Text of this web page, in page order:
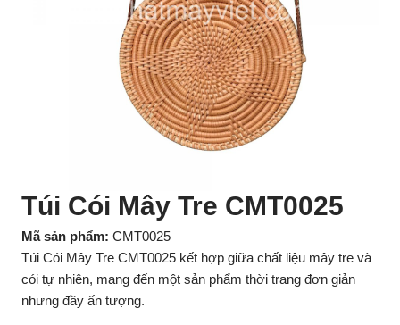
Túi Cói Mây Tre CMT0025
Mã sản phẩm: CMT0025
Túi Cói Mây Tre CMT0025 kết hợp giữa chất liệu mây tre và
cói tự nhiên, mang đến một sản phẩm thời trang đơn giản
nhưng đầy ấn tượng.